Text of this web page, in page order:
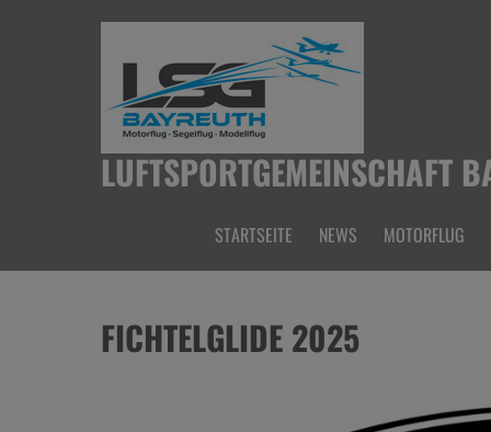
LUFTSPORTGEMEINSCHAFT
STARTSEITE NEWS MOTORFLUG
FICHTELGLIDE 2025